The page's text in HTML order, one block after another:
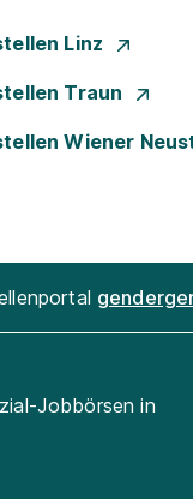
Linz
Traun
Wiener
Jobbörsen in